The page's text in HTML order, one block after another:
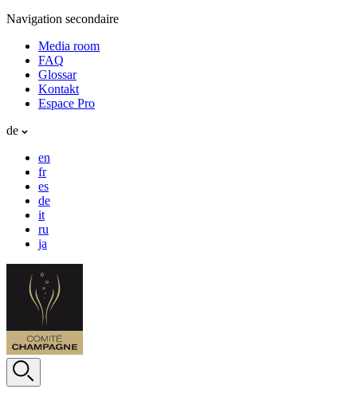
Navigation secondaire
Media room
FAQ
Glossar
Kontakt
Espace Pro
de
en
fr
es
de
it
ru
ja